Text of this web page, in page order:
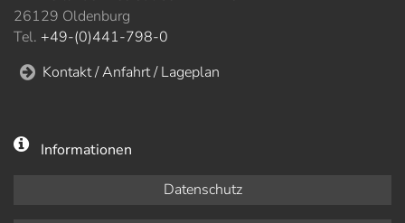
26129 Oldenburg
Tel. +49-(0)441-798-0
Kontakt / Anfahrt / Lageplan
Informationen
Datenschutz